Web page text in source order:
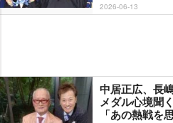
2026-06-13
中居正広、長
メダル心境聞
「あの熱戦を